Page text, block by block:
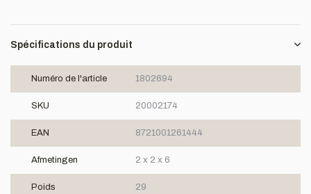
Spécifications du produit
Numéro de l'article 1802694
SKU 20002174
EAN 8721001261444
Afmetingen 2 x 2 x 6
Poids 29